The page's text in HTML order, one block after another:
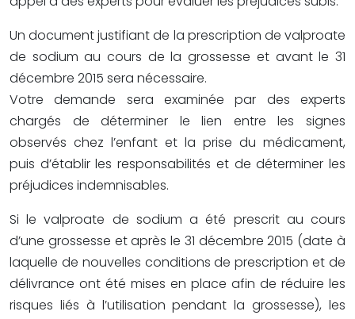
Un document justifiant de la prescription de valproate
de sodium au cours de la grossesse et avant le 31
décembre 2015 sera nécessaire.
Votre demande sera examinée par des experts
chargés de déterminer le lien entre les signes
observés chez l’enfant et la prise du médicament,
puis d’établir les responsabilités et de déterminer les
préjudices indemnisables.
Si le valproate de sodium a été prescrit au cours
d’une grossesse et après le 31 décembre 2015 (date à
laquelle de nouvelles conditions de prescription et de
délivrance ont été mises en place afin de réduire les
risques liés à l’utilisation pendant la grossesse), les